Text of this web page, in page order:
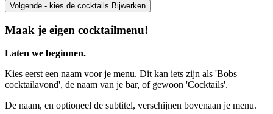
Volgende - kies de cocktails Bijwerken
Maak je eigen cocktailmenu!
Laten we beginnen.
Kies eerst een naam voor je menu. Dit kan iets zijn als 'Bobs
cocktailavond', de naam van je bar, of gewoon 'Cocktails'.
De naam, en optioneel de subtitel, verschijnen bovenaan je menu.